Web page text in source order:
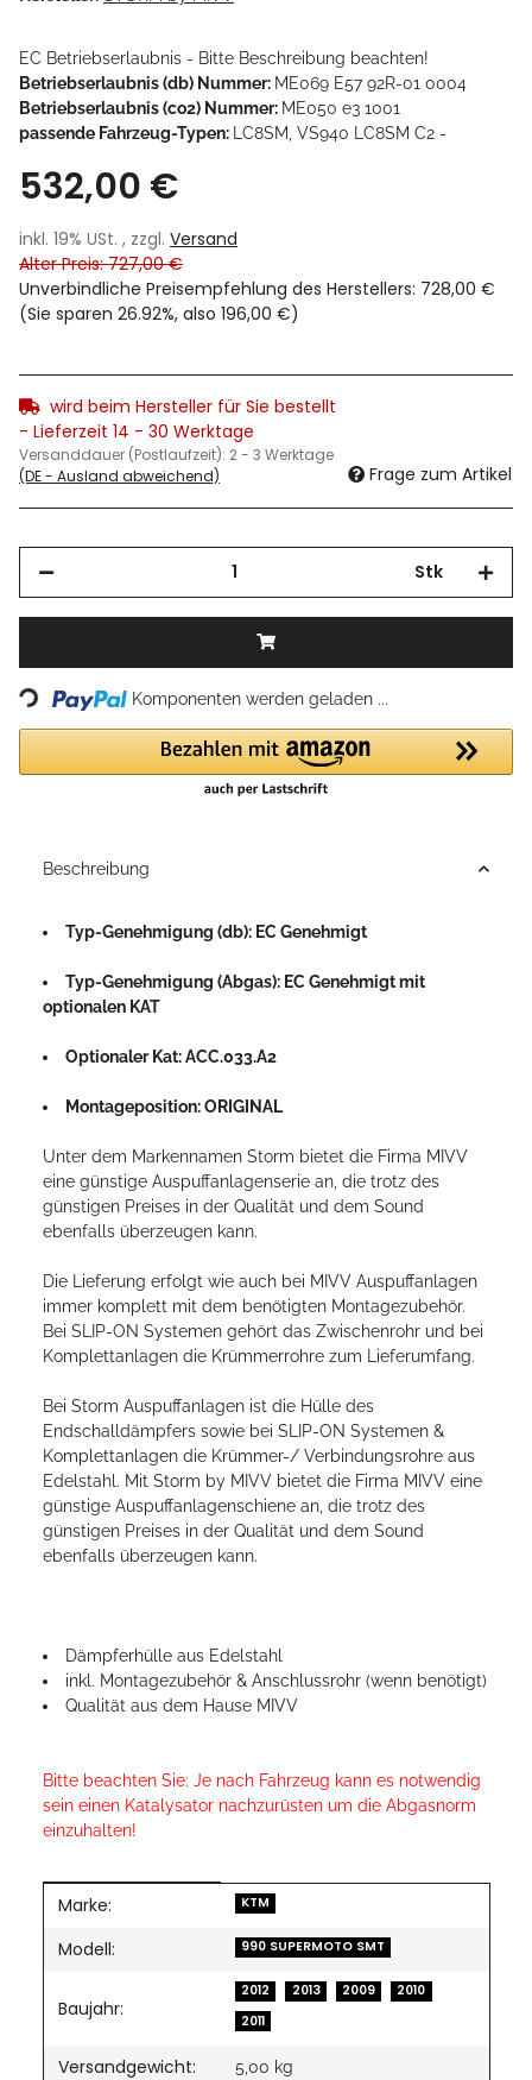
EC Betriebserlaubnis - Bitte Beschreibung beachten!
Betriebserlaubnis (db) Nummer: ME069 E57 92R-01 0004
Betriebserlaubnis (co2) Nummer: ME050 e3 1001
passende Fahrzeug-Typen:
LC8SM, VS940 LC8SM C2 -
532,00 €
inkl. 19% USt. , zzgl. Versand
Alter Preis: 727,00 €
Unverbindliche Preisempfehlung des Herstellers: 728,00 €
(Sie sparen 26.92%, also 196,00 €)
wird beim Hersteller für Sie bestellt
- Lieferzeit 14 - 30 Werktage
Versanddauer (Postlaufzeit): 2 - 3 Werktage
(DE - Ausland abweichend)
Frage zum Artikel
Stk
Loading... Komponenten werden geladen ...
Beschreibung
Typ-Genehmigung (db): EC Genehmigt
Typ-Genehmigung (Abgas): EC Genehmigt mit
optionalen KAT
Optionaler Kat: ACC.033.A2
Montageposition: ORIGINAL
Unter dem Markennamen Storm bietet die Firma MIVV
eine günstige Auspuffanlagenserie an, die trotz des
günstigen Preises in der Qualität und dem Sound
ebenfalls überzeugen kann.
Die Lieferung erfolgt wie auch bei MIVV Auspuffanlagen
immer komplett mit dem benötigten Montagezubehör.
Bei SLIP-ON Systemen gehört das Zwischenrohr und bei
Komplettanlagen die Krümmerrohre zum Lieferumfang.
Bei Storm Auspuffanlagen ist die Hülle des
Endschalldämpfers sowie bei SLIP-ON Systemen &
Komplettanlagen die Krümmer-/ Verbindungsrohre aus
Edelstahl. Mit Storm by MIVV bietet die Firma MIVV eine
günstige Auspuffanlagenschiene an, die trotz des
günstigen Preises in der Qualität und dem Sound
ebenfalls überzeugen kann.
Dämpferhülle aus Edelstahl
inkl. Montagezubehör & Anschlussrohr (wenn benötigt)
Qualität aus dem Hause MIVV
Bitte beachten Sie: Je nach Fahrzeug kann es notwendig
sein einen Katalysator nachzurüsten um die Abgasnorm
einzuhalten!
Produkteigenschaft
Wert
Marke: KTM
Modell: 990 SUPERMOTO SMT
Baujahr:
2012 2013 2009
2010
2011
Versandgewicht: 5,00 kg